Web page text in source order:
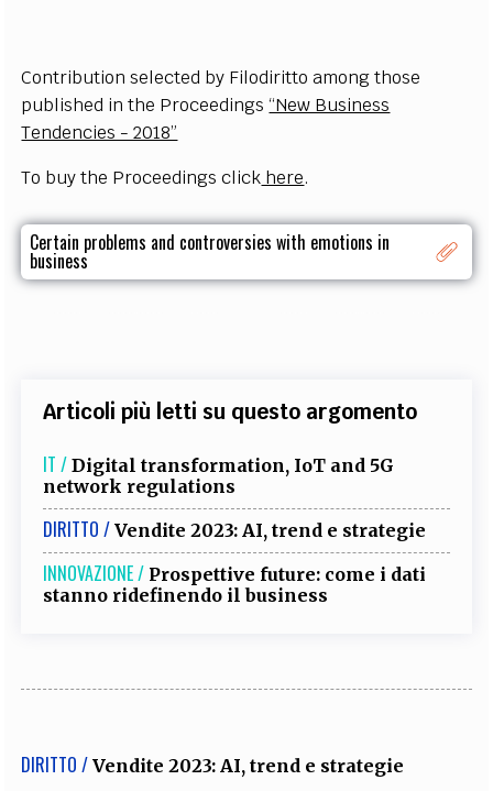
Contribution selected by Filodiritto among those
published in the Proceedings“New Business
Tendencies - 2018”
To buy the Proceedings click here.
Certain problems and controversies with emotions in
business
Articoli più letti su questo argomento
IT / Digital transformation, IoT and 5G
network regulations
DIRITTO / Vendite 2023: AI, trend e strategie
INNOVAZIONE / Prospettive future: come i dati
stanno ridefinendo il business
DIRITTO / Vendite 2023: AI, trend e strategie